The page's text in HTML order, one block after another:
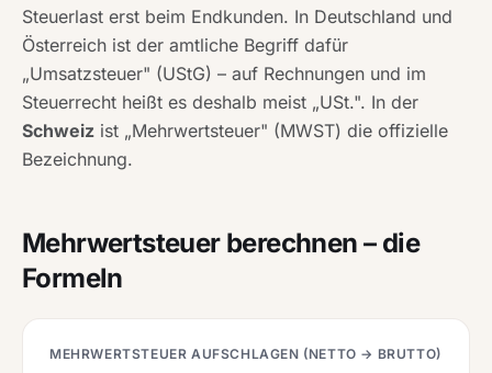
Steuerlast erst beim Endkunden. In Deutschland und
Österreich ist der amtliche Begriff dafür
„Umsatzsteuer" (UStG) – auf Rechnungen und im
Steuerrecht heißt es deshalb meist „USt.". In der
Schweiz ist „Mehrwertsteuer" (MWST) die offizielle
Bezeichnung.
Mehrwertsteuer berechnen – die
Formeln
MEHRWERTSTEUER AUFSCHLAGEN (NETTO → BRUTTO)